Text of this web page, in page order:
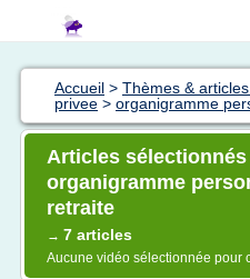
Accueil > Thèmes &
privee > organigramme
Articles
organigramme
retraite
→ 7 articles
Aucune vidéo sélectionnée pour